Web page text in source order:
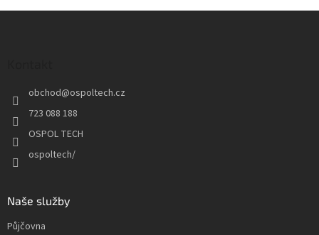
obchod@ospoltech.cz
723 088 188
OSPOL TECH
ospoltech/
Naše služby
Půjčovna